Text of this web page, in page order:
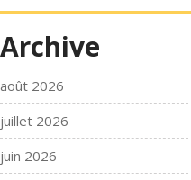
Archive
août 2026
juillet 2026
juin 2026